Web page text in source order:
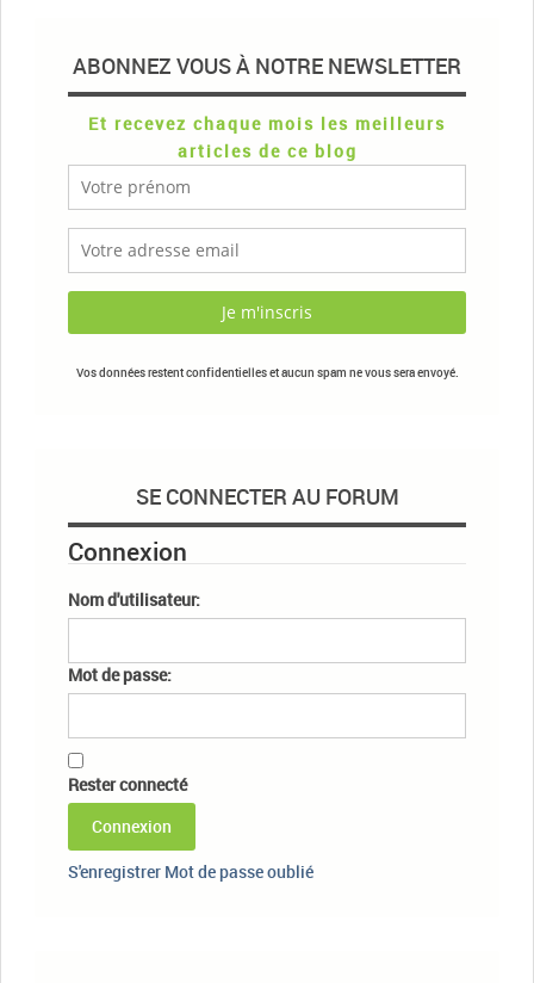
ABONNEZ VOUS À NOTRE NEWSLETTER
Et recevez chaque mois les meilleurs
articles de ce blog
Vos données restent confidentielles et aucun spam ne vous sera envoyé.
SE CONNECTER AU FORUM
Connexion
Nom d'utilisateur:
Mot de passe:
Rester connecté
Connexion
S'enregistrer Mot de passe oublié